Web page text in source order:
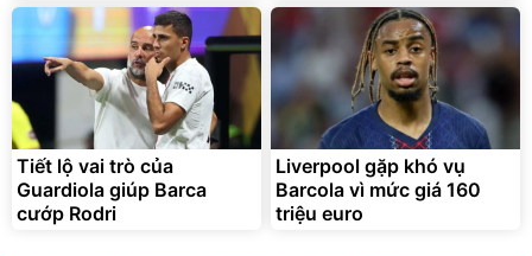
Tiết lộ vai trò của
Guardiola giúp Barca
cướp Rodri
Liverpool gặp khó vụ
Barcola vì mức giá 160
triệu euro